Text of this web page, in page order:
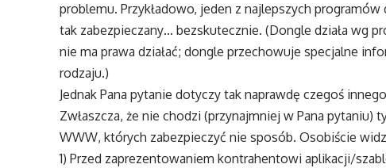
problemu. Przykładowo, jeden z najlepszych programów
tak zabezpieczany… bezskutecznie. (Dongle działa wg
nie ma prawa działać; dongle przechowuje specjalne
rodzaju.)
Jednak Pana pytanie dotyczy tak naprawdę czegoś
Zwłaszcza, że nie chodzi (przynajmniej w Pana pytaniu)
WWW, których zabezpieczyć nie sposób. Osobiście
1) Przed zaprezentowaniem kontrahentowi aplikacji/